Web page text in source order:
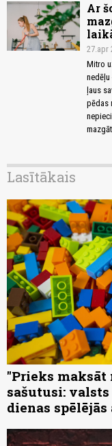
Ar
27.apr
Mitro
nedēļu
ļaus
pēdas
Lasītākais
"Prieks maksāt
sašutusi:
dienas spēlējās